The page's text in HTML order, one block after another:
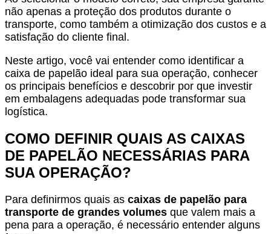
não apenas a proteção dos produtos durante o
transporte, como também a otimização dos custos e a
satisfação do cliente final.
Neste artigo, você vai entender como identificar a
caixa de papelão ideal para sua operação, conhecer
os principais benefícios e descobrir por que investir
em embalagens adequadas pode transformar sua
logística.
COMO DEFINIR QUAIS AS CAIXAS
DE PAPELÃO NECESSÁRIAS PARA
SUA OPERAÇÃO?
Para definirmos quais as caixas de papelão para
transporte de grandes volumes que valem mais a
pena para a operação, é necessário entender alguns